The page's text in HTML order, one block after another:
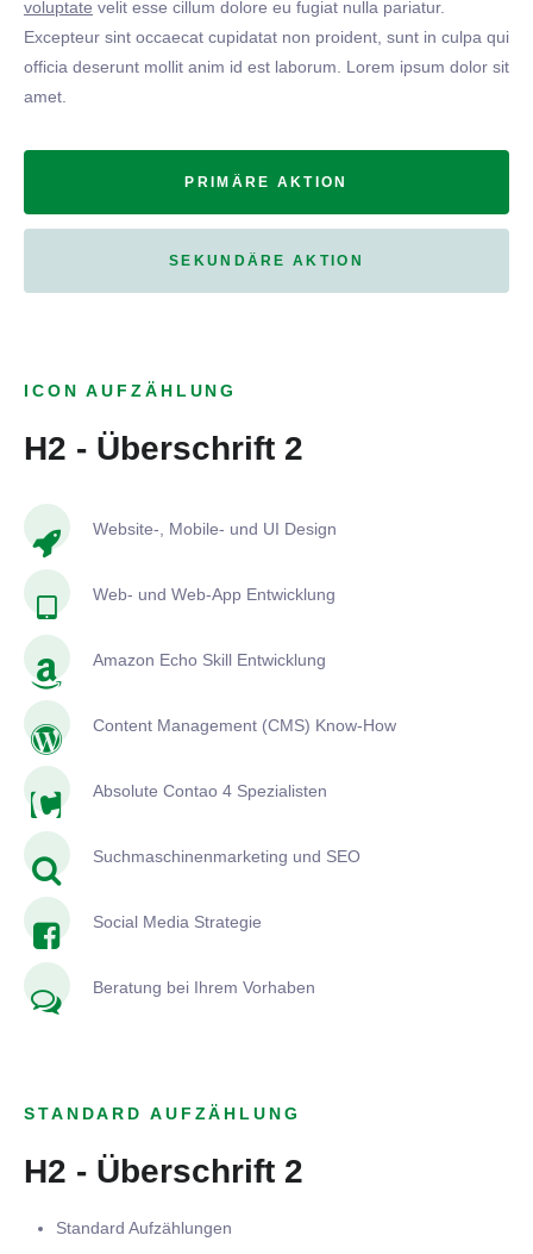
voluptate velit esse cillum dolore eu fugiat nulla pariatur.
Excepteur sint occaecat cupidatat non proident, sunt in culpa qui
officia deserunt mollit anim id est laborum. Lorem ipsum dolor sit
amet.
PRIMÄRE AKTION
SEKUNDÄRE AKTION
ICON AUFZÄHLUNG
H2 - Überschrift 2
Website-, Mobile- und UI Design
Web- und Web-App Entwicklung
Amazon Echo Skill Entwicklung
Content Management (CMS) Know-How
Absolute Contao 4 Spezialisten
Suchmaschinenmarketing und SEO
Social Media Strategie
Beratung bei Ihrem Vorhaben
STANDARD AUFZÄHLUNG
H2 - Überschrift 2
Standard Aufzählungen